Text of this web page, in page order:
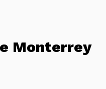
Monterrey